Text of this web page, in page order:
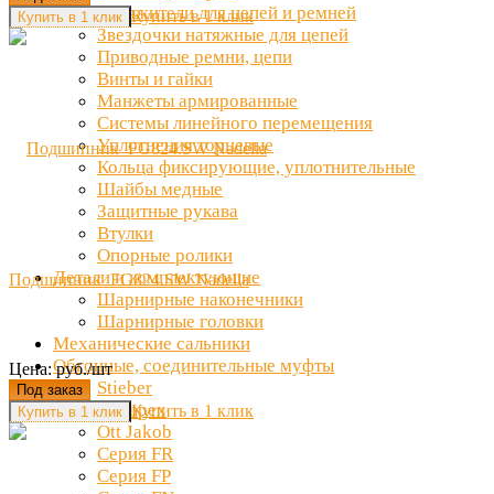
Натяжители для цепей и ремней
Звездочки натяжные для цепей
Приводные ремни, цепи
Винты и гайки
Манжеты армированные
Системы линейного перемещения
Уплотнения торцевые
Кольца фиксирующие, уплотнительные
Шайбы медные
Защитные рукава
Втулки
Опорные ролики
Детали и комплектующие
Шарнирные наконечники
Шарнирные головки
Механические сальники
Обгонные, соединительные муфты
Stieber
Clampex
Ott Jakob
Серия FR
Серия FP
Купить в 1 клик
Подшипник FG824.SW Nadella
Цена: руб./шт
Под заказ
Купить в 1 клик